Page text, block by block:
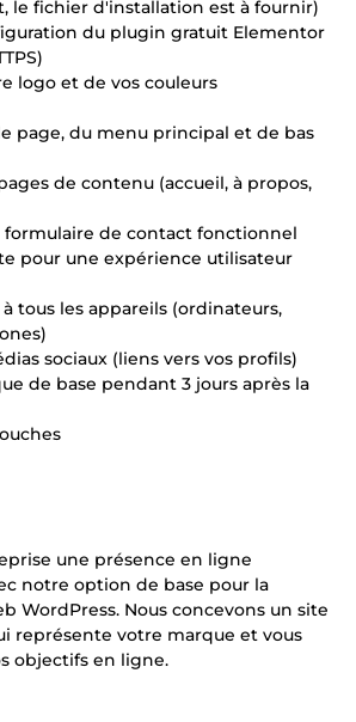
le fichier d'installation est à fournir)
du plugin gratuit Elementor
logo et de vos couleurs
page, du menu principal et de bas
de contenu (accueil, à propos,
formulaire de contact fonctionnel
pour une expérience utilisateur
tous les appareils (ordinateurs,
sociaux (liens vers vos profils)
de base pendant 3 jours après la
une présence en ligne
notre option de base pour la
WordPress. Nous concevons un site
représente votre marque et vous
objectifs en ligne.